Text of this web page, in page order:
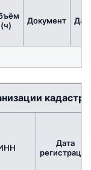
(ч)
Документ
Дата
регистрации